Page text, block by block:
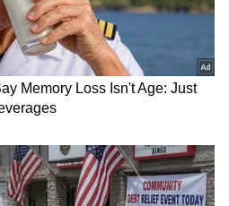
Vijay Sangeetha: విజయ్-
సంగీత లవ్ స్టోరీ టూ డివోర్స్
డ్రామా.. అసలు ఏం జరిగింది?
మొదలైన భారీ
Rain Alert